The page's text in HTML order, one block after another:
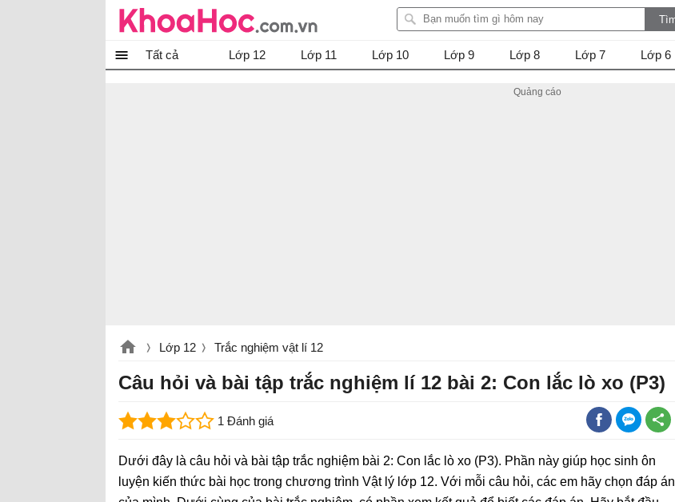
Tất cả Lớp 12 Lớp 11 Lớp 10 Lớp 9 Lớp 8 Lớp 7 Lớp 6
Lớp 12 Trắc nghiệm vật lí 12
Câu hỏi và bài tập trắc nghiệm lí 12 bài 2: Con lắc lò xo (P3)
1 Đánh giá
Dưới đây là câu hỏi và bài tập trắc nghiệm bài 2: Con lắc lò xo (P3). Phần này giúp học sinh ôn
luyện kiến thức bài học trong chương trình Vật lý lớp 12. Với mỗi câu hỏi, các em hãy chọn đáp án